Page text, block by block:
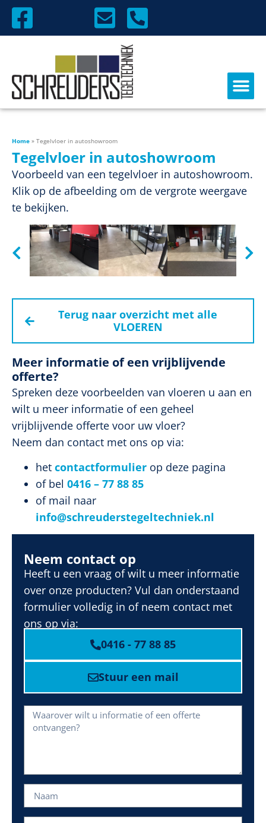
Home » Tegelvloer in autoshowroom
Tegelvloer in autoshowroom
Voorbeeld van een tegelvloer in autoshowroom.
Klik op de afbeelding om de vergrote weergave
te bekijken.
Terug naar overzicht met alle
VLOEREN
Meer informatie of een vrijblijvende
offerte?
Spreken deze voorbeelden van vloeren u aan en
wilt u meer informatie of een geheel
vrijblijvende offerte voor uw vloer?
Neem dan contact met ons op via:
het contactformulier op deze pagina
of bel 0416 – 77 88 85
of mail naar
info@schreuderstegeltechniek.nl
Neem contact op
Heeft u een vraag of wilt u meer informatie
over onze producten? Vul dan onderstaand
formulier volledig in of neem contact met
ons op via:
0416 - 77 88 85
Stuur een mail